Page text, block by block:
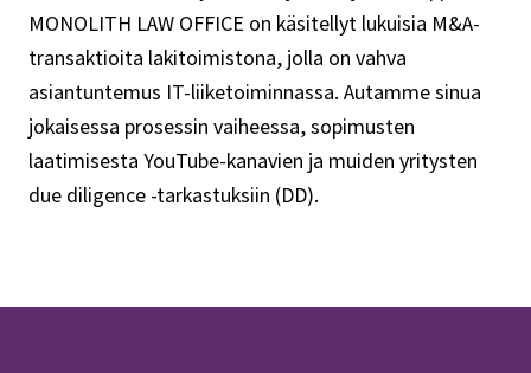
MONOLITH LAW OFFICE on käsitellyt lukuisia M&A-
transaktioita lakitoimistona, jolla on vahva
asiantuntemus IT-liiketoiminnassa. Autamme sinua
jokaisessa prosessin vaiheessa, sopimusten
laatimisesta YouTube-kanavien ja muiden yritysten
due diligence -tarkastuksiin (DD).